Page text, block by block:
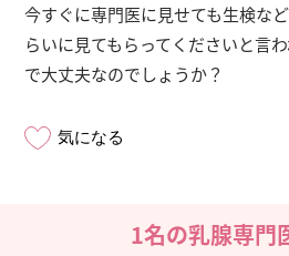
今すぐに専門医に見せても生検な
らいに見てもらってくださいと言
で大丈夫なのでしょうか？
気になる
1名の乳腺専門